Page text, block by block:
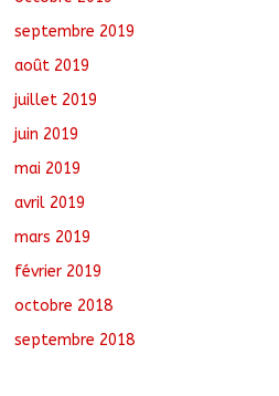
septembre 2019
août 2019
juillet 2019
juin 2019
mai 2019
avril 2019
mars 2019
février 2019
octobre 2018
septembre 2018